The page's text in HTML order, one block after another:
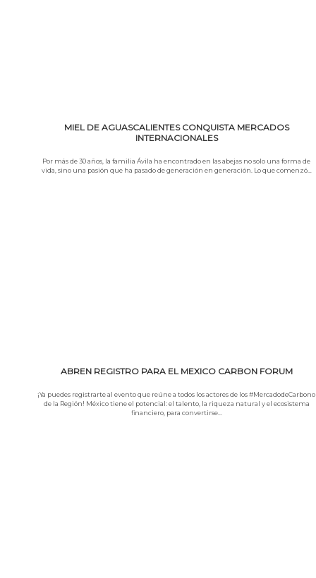
MIEL DE AGUASCALIENTES CONQUISTA MERCADOS
INTERNACIONALES
Por más de 30 años, la familia Ávila ha encontrado en las abejas no solo una forma de
vida, sino una pasión que ha pasado de generación en generación. Lo que comenzó…
ABREN REGISTRO PARA EL MEXICO CARBON FORUM
¡Ya puedes registrarte al evento que reúne a todos los actores de los #MercadodeCarbono
de la Región! México tiene el potencial: el talento, la riqueza natural y el ecosistema
financiero, para convertirse…